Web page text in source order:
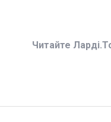
Читайте